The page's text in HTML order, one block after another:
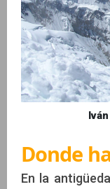
Donde
En la